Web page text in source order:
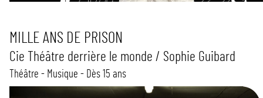
MILLE ANS DE PRISON
Cie Théâtre derrière le monde / Sophie Guibard
Théâtre - Musique - Dès 15 ans